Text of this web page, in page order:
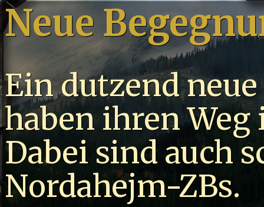
Neue
Ein dutzend
haben ihren Weg
Dabei sind auch
Nordahejm-ZBs.